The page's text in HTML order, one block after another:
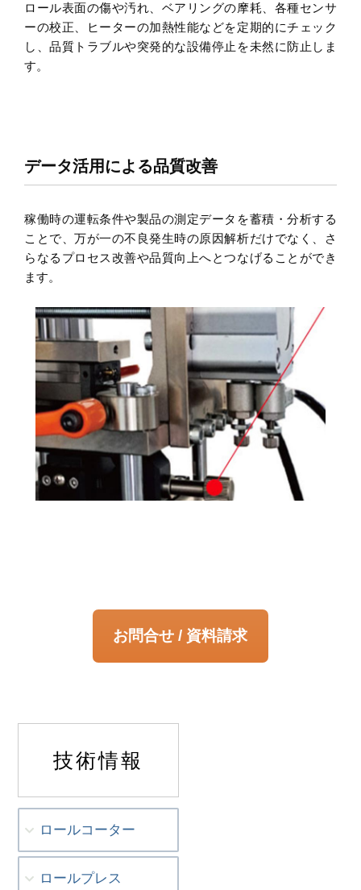
ロール表面の傷や汚れ、ベアリングの摩耗、各種センサ
ーの校正、ヒーターの加熱性能などを定期的にチェック
し、品質トラブルや突発的な設備停止を未然に防止しま
す。
データ活用による品質改善
稼働時の運転条件や製品の測定データを蓄積・分析する
ことで、万が一の不良発生時の原因解析だけでなく、さ
らなるプロセス改善や品質向上へとつなげることができ
ます。
お問合せ / 資料請求
技術情報
ロールコーター
〜方式の違いと選定ポイント〜
ロールプレス